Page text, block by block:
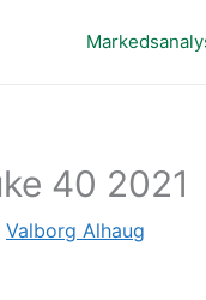
40 2021
Valborg Alhaug